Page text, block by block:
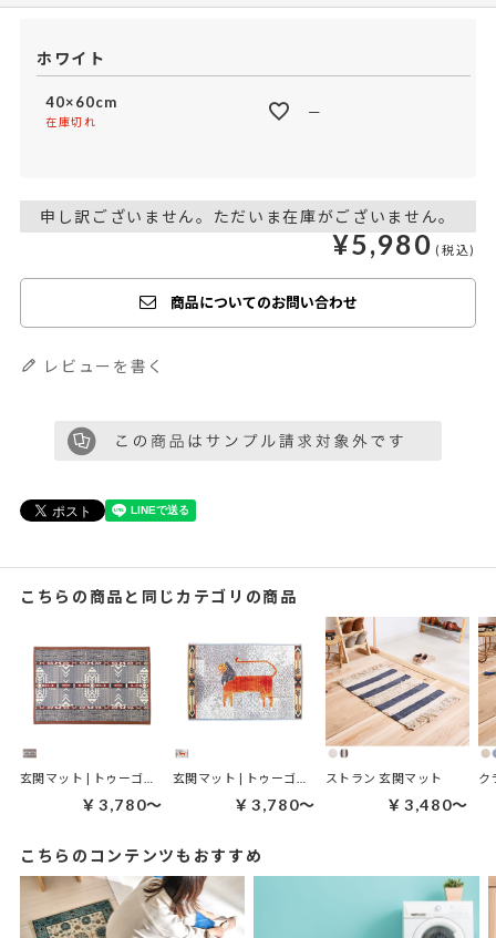
ホワイト
40×60cm
在庫切れ
—
申し訳ございません。ただいま在庫がございません。
¥5,980
商品についてのお問い合わせ
レビューを書く
こちらの商品と同じカテゴリの商品
￥3,780～ ￥3,780～
ストラン 玄関マット
￥3,480～
ク
こちらのコンテンツもおすすめ